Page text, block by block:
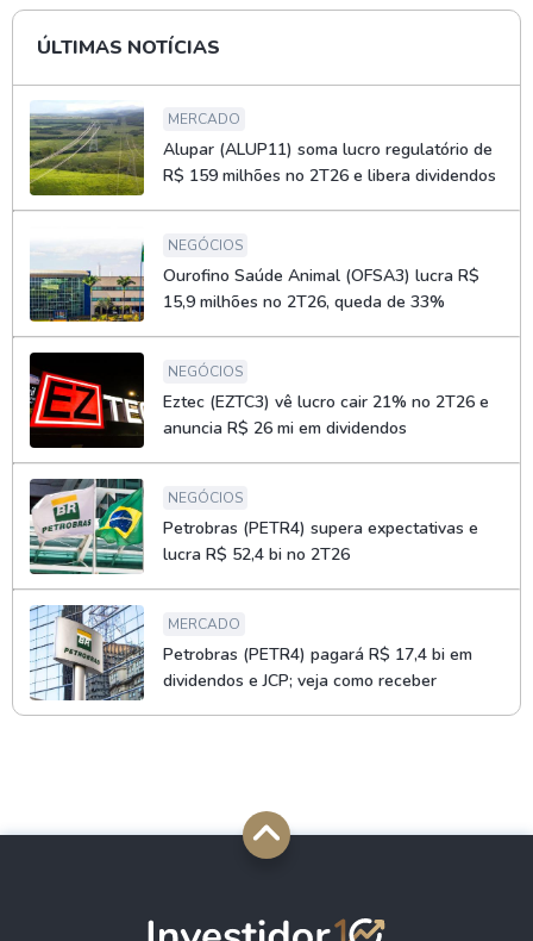
ÚLTIMAS NOTÍCIAS
MERCADO
Alupar (ALUP11) soma lucro regulatório de
R$ 159 milhões no 2T26 e libera dividendos
NEGÓCIOS
Ourofino Saúde Animal (OFSA3) lucra R$
15,9 milhões no 2T26, queda de 33%
NEGÓCIOS
Eztec (EZTC3) vê lucro cair 21% no 2T26 e
anuncia R$ 26 mi em dividendos
NEGÓCIOS
Petrobras (PETR4) supera expectativas e
lucra R$ 52,4 bi no 2T26
MERCADO
Petrobras (PETR4) pagará R$ 17,4 bi em
dividendos e JCP; veja como receber